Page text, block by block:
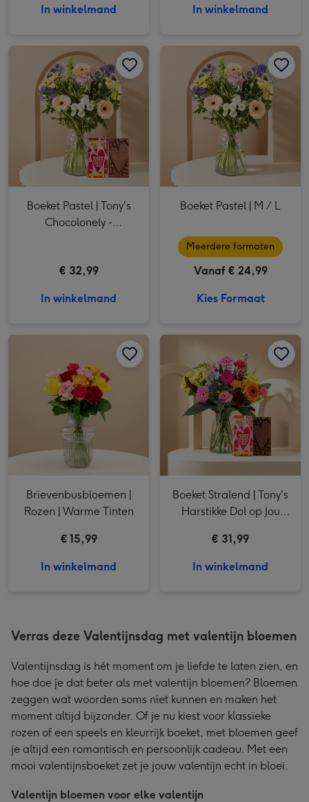
In winkelmand In winkelmand
Boeket Pastel | Tony's Chocolonely - Hartstikke dol op jou afbeelding 2
Boeket Pastel | Tony's
Chocolonely -
€ 32,99
In winkelmand
Boeket Pastel | M / L
Meerdere formaten
Vanaf € 24,99
Kies Formaat
Brievenbusbloemen | Rozen | Warme Tinten afbeelding 2
Brievenbusbloemen |
Rozen | Warme Tinten
€ 15,99
In winkelmand
Boeket Stralend | Tony's
Harstikke Dol op Jou
€ 31,99
In winkelmand
Verras deze Valentijnsdag met valentijn bloemen
Valentijnsdag is hét moment om je liefde te laten zien, en
hoe doe je dat beter als met valentijn bloemen? Bloemen
zeggen wat woorden soms niet kunnen en maken het
moment altijd bijzonder. Of je nu kiest voor klassieke
rozen of een speels en kleurrijk boeket, met bloemen geef
je altijd een romantisch en persoonlijk cadeau. Met een
mooi valentijnsboeket zet je jouw valentijn echt in bloei.
Valentijn bloemen voor elke valentijn